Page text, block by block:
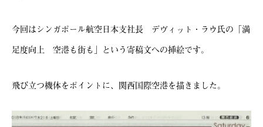
今回はシンガポール航空日本支社長 デヴィット・ラウ氏の「満
足度向上 空港も街も」という寄稿文への挿絵です。
飛び立つ機体をポイントに、関西国際空港を描きました。